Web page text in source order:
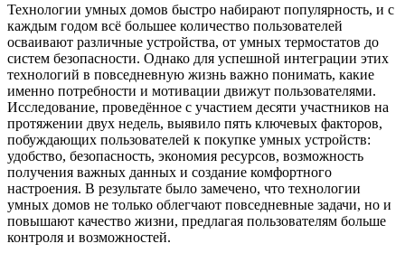
Технологии умных домов быстро набирают популярность, и с
каждым годом всё большее количество пользователей
осваивают различные устройства, от умных термостатов до
систем безопасности. Однако для успешной интеграции этих
технологий в повседневную жизнь важно понимать, какие
именно потребности и мотивации движут пользователями.
Исследование, проведённое с участием десяти участников на
протяжении двух недель, выявило пять ключевых факторов,
побуждающих пользователей к покупке умных устройств:
удобство, безопасность, экономия ресурсов, возможность
получения важных данных и создание комфортного
настроения. В результате было замечено, что технологии
умных домов не только облегчают повседневные задачи, но и
повышают качество жизни, предлагая пользователям больше
контроля и возможностей.